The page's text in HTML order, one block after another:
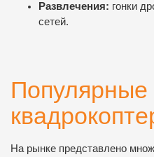
Развлечения: гонки
сетей.
На рынке представлено